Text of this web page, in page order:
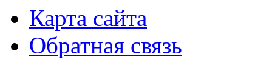
Карта сайта
Обратная связь